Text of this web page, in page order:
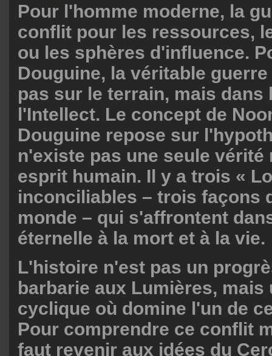
Pour l'homme moderne, la
conflit pour les ressources,
ou les sphères d'influence.
Douguine, la véritable
pas sur le terrain, mais dans
l'Intellect. Le concept de
Douguine repose sur
n'existe pas une seule vérité
esprit humain. Il y a trois «
inconciliables – trois façons
monde – qui s'affrontent
éternelle à la mort et à la vie.
L'histoire n'est pas un
barbarie aux Lumières, mais
cyclique où domine l'un de
Pour comprendre ce conflit
faut revenir aux idées du